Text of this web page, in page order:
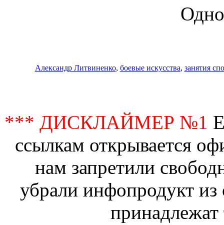
Александр Литвиненко, боевые искусства, занятия
*** ДИСКЛАЙМЕР №1
ссылкам открывается
нам запретили
убрали инфопродукт из
принадлежат